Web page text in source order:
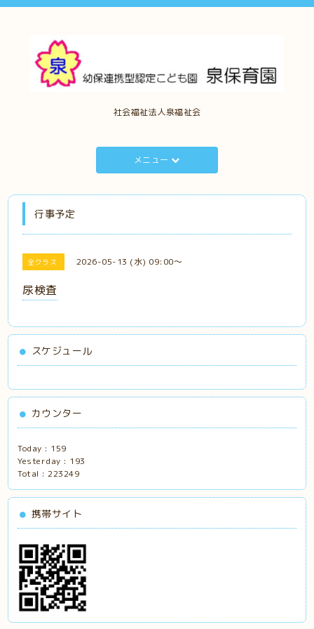
社会福祉法人泉福祉会
メニュー
行事予定
全クラス 2026-05-13 (水) 09:00～
尿検査
スケジュール
カウンター
Today : 159
Yesterday : 193
Total :223249
携帯サイト